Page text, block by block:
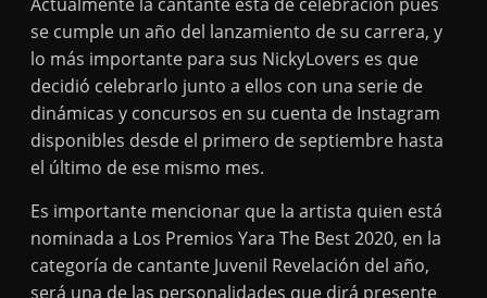
se cumple un año del lanzamiento de su carrera, y
lo más importante para sus NickyLovers es que
decidió celebrarlo junto a ellos con una serie de
dinámicas y concursos en su cuenta de Instagram
disponibles desde el primero de septiembre hasta
el último de ese mismo mes.
Es importante mencionar que la artista quien está
nominada a Los Premios Yara The Best 2020, en la
categoría de cantante Juvenil Revelación del año,
será una de las personalidades que dirá presente